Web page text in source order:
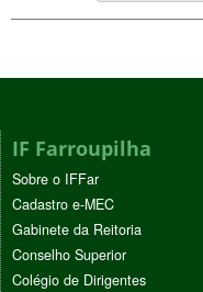
IF Farroupilha
Sobre o IFFar
Cadastro e-MEC
Gabinete da Reitoria
Conselho Superior
Colégio de Dirigentes